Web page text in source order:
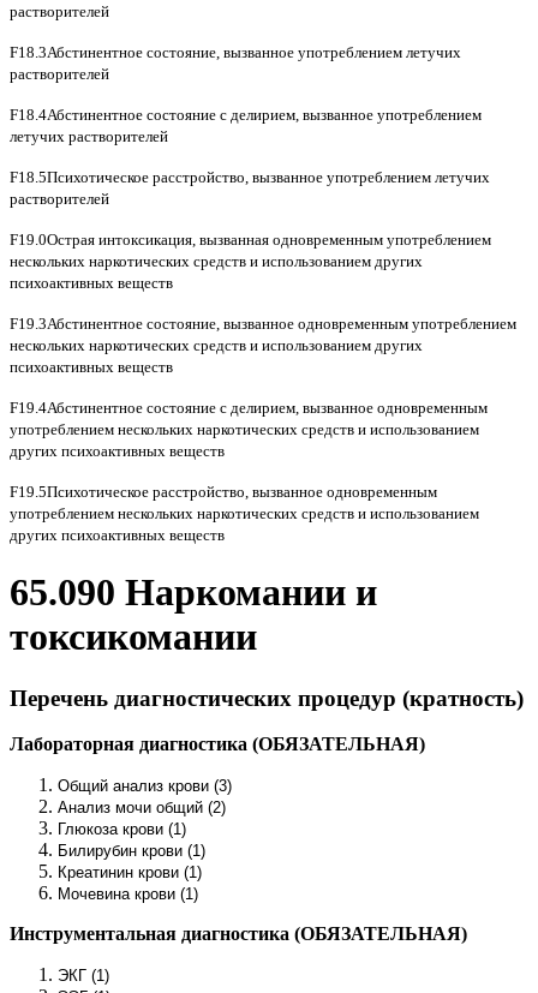
растворителей
F18.3Абстинентное состояние, вызванное употреблением летучих
растворителей
F18.4Абстинентное состояние с делирием, вызванное употреблением
летучих растворителей
F18.5Психотическое расстройство, вызванное употреблением летучих
растворителей
F19.0Острая интоксикация, вызванная одновременным употреблением
нескольких наркотических средств и использованием других
психоактивных веществ
F19.3Абстинентное состояние, вызванное одновременным употреблением
нескольких наркотических средств и использованием других
психоактивных веществ
F19.4Абстинентное состояние с делирием, вызванное одновременным
употреблением нескольких наркотических средств и использованием
других психоактивных веществ
F19.5Психотическое расстройство, вызванное одновременным
употреблением нескольких наркотических средств и использованием
других психоактивных веществ
65.090 Наркомании и
токсикомании
Перечень диагностических процедур (кратность)
Лабораторная диагностика (ОБЯЗАТЕЛЬНАЯ)
Общий анализ крови (3)
Анализ мочи общий (2)
Глюкоза крови (1)
Билирубин крови (1)
Креатинин крови (1)
Мочевина крови (1)
Инструментальная диагностика (ОБЯЗАТЕЛЬНАЯ)
ЭКГ (1)